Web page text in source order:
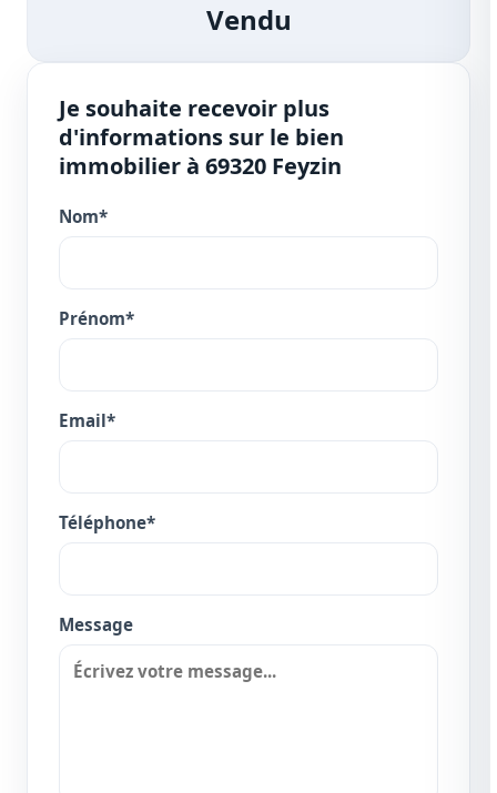
Vendu
Je souhaite recevoir plus
d'informations sur le bien
immobilier à 69320 Feyzin
Nom*
Prénom*
Email*
Téléphone*
Message